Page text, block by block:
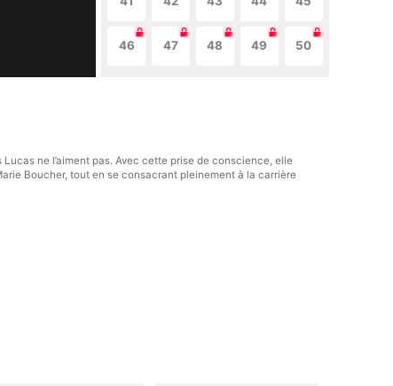
46 47 48 49 50
ne l’aiment pas. Avec cette prise de conscience, elle
Boucher, tout en se consacrant pleinement à la carrière